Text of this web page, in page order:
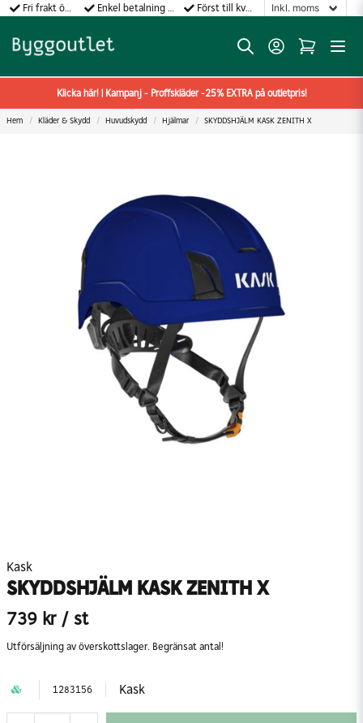
Fri frakt över 499:- Enkel betalning med Klarna Först till kvarn gäller!
Klicka här! | Kampanj - Proffskläder -25% EXTRA på outletpris!
Hem Kläder & Skydd Huvudskydd Hjälmar SKYDDSHJÄLM KASK ZENITH X
Kask
SKYDDSHJÄLM KASK ZENITH X
739 kr / st
Utförsäljning av överskottslager. Begränsat antal!
1283156 Kask